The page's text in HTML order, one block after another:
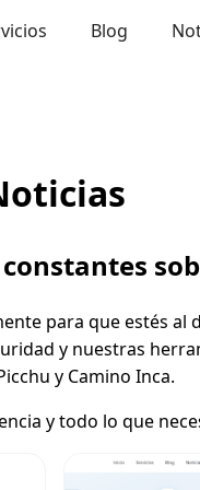
Blog
para que estés al
y nuestras
y Camino Inca.
y todo lo que